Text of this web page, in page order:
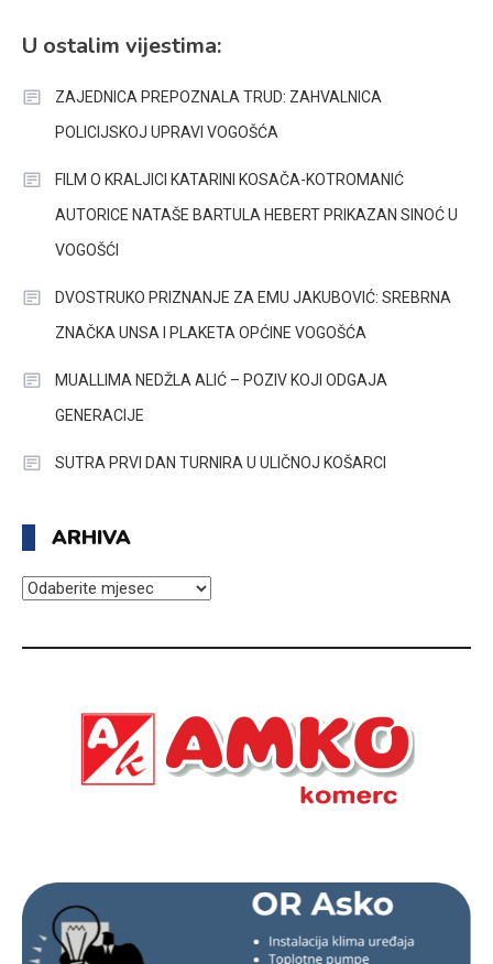
U ostalim vijestima:
ZAJEDNICA PREPOZNALA TRUD: ZAHVALNICA
POLICIJSKOJ UPRAVI VOGOŠĆA
FILM O KRALJICI KATARINI KOSAČA-KOTROMANIĆ
AUTORICE NATAŠE BARTULA HEBERT PRIKAZAN SINOĆ U
VOGOŠĆI
DVOSTRUKO PRIZNANJE ZA EMU JAKUBOVIĆ: SREBRNA
ZNAČKA UNSA I PLAKETA OPĆINE VOGOŠĆA
MUALLIMA NEDŽLA ALIĆ – POZIV KOJI ODGAJA
GENERACIJE
SUTRA PRVI DAN TURNIRA U ULIČNOJ KOŠARCI
ARHIVA
ARHIVA